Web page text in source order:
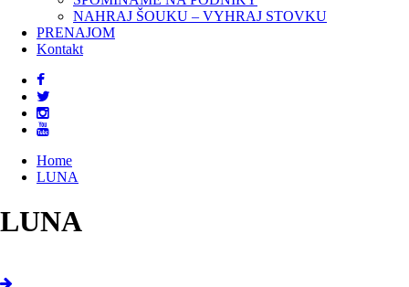
NAHRAJ ŠOUKU – VYHRAJ STOVKU
PRENAJOM
Kontakt
Home
LUNA
LUNA